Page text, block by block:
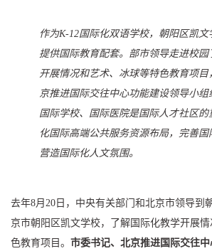
作为K-12国际化双语学校，朝阳区凯
提供国际教育配套。部市领导走进校园
开展情况和艺术、冰球等特色教育项目
京推进国际交往中心功能建设领导小组
国际学校、国际医院是国际人才社区的
化国际高端公共服务资源布局，完善国
营造国际化人文氛围。
去年8月20日，中央有关部门和北京市领导到
京市朝阳区凯文学校，了解国际化教学开展
色教育项目。 市委书记、北京推进国际交往